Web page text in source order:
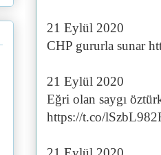
21 Eylül 2020
CHP gururla sunar
21 Eylül 2020
Eğri olan saygı
https://t.co/